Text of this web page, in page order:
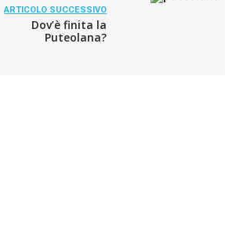
ARTICOLO SUCCESSIVO
Dov’è finita la
Puteolana?